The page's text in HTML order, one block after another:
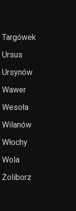
Targówek
Ursus
Ursynów
Wawer
Wesoła
Wilanów
Włochy
Wola
Żoliborz